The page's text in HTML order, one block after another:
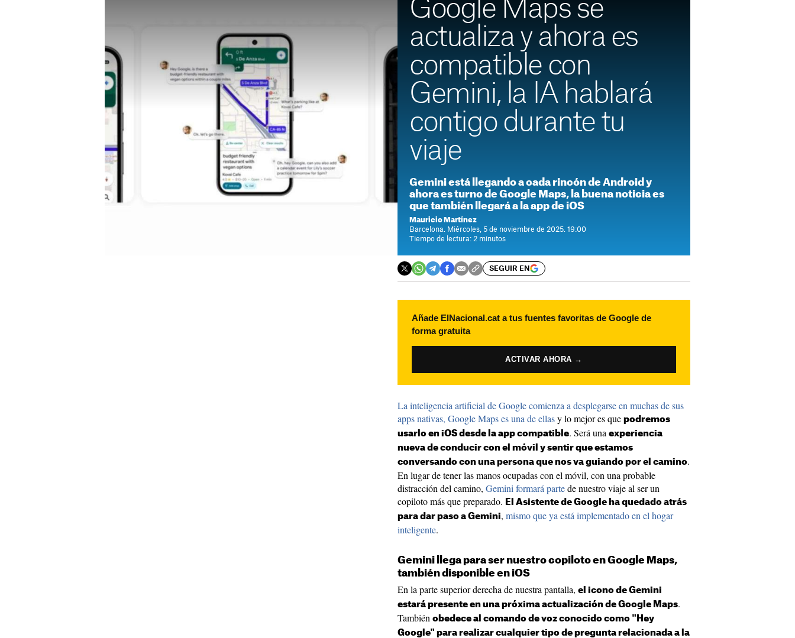
Google Maps se
actualiza y ahora es
compatible con
Gemini, la IA hablará
contigo durante tu
viaje
Gemini está llegando a cada rincón de Android y
ahora es turno de Google Maps, la buena noticia es
que también llegará a la app de iOS
Mauricio Martínez
Barcelona. Miércoles, 5 de noviembre de 2025. 19:00
Tiempo de lectura: 2 minutos
SEGUIR EN
Añade ElNacional.cat a tus fuentes favoritas de Google de
forma gratuita
ACTIVAR AHORA →
La inteligencia artificial de Google comienza a desplegarse en muchas de sus
apps nativas, Google Maps es una de ellasy lo mejor es que podremos
usarlo en iOS desde la app compatible. Será una experiencia
nueva de conducir con el móvil y sentir que estamos
conversando con una persona que nos va guiando por el camino.
En lugar de tener las manos ocupadas con el móvil, con una probable
distracción del camino, Gemini formará partede nuestro viaje al ser un
copiloto más que preparado. El Asistente de Google ha quedado atrás
para dar paso a Gemini, mismo que ya está implementado en el hogar
inteligente.
Gemini llega para ser nuestro copiloto en Google Maps,
también disponible en iOS
En la parte superior derecha de nuestra pantalla, el icono de Gemini
estará presente en una próxima actualización de Google Maps.
También obedece al comando de voz conocido como "Hey
Google" para realizar cualquier tipo de pregunta relacionada a la